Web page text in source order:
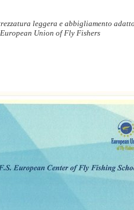
leggera e abbigliamento
Union of Fly Fishers